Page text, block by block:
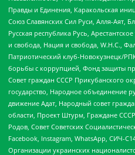
Правды и Единения, Каракольская
Союз Славянских Сил Руси, Алля-Аят,
Русская республика Русь,
и свобода, Нация и свобода, W.H.С.,
Патриотический клуб-Новокузнецк/
борьбы с коррупцией, Фонд защиты
Совет граждан СССР Прикубанского
государство, Народное объединение
движение Адат, Народный совет
области, Проект Штурм, Граждане
Родов, Совет Советских
Facebook, Instagram, WhatsApp, СИЧ-
Организации украинских